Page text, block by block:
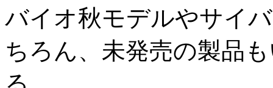
バイオ秋モデルやサイ
ちろん、未発売の製品